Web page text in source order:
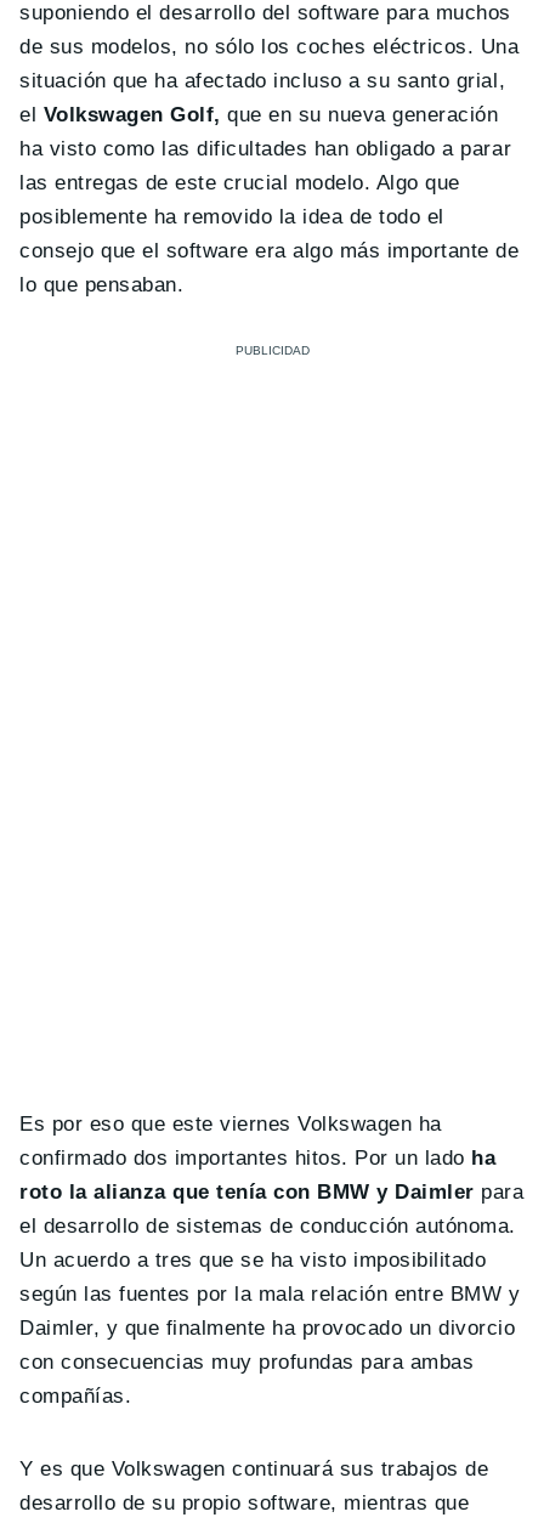
suponiendo el desarrollo del software para muchos
de sus modelos, no sólo los coches eléctricos. Una
situación que ha afectado incluso a su santo grial,
el Volkswagen Golf, que en su nueva generación
ha visto como las dificultades han obligado a parar
las entregas de este crucial modelo. Algo que
posiblemente ha removido la idea de todo el
consejo que el software era algo más importante de
lo que pensaban.
Es por eso que este viernes Volkswagen ha
confirmado dos importantes hitos. Por un lado ha
roto la alianza que tenía con BMW y Daimler para
el desarrollo de sistemas de conducción autónoma.
Un acuerdo a tres que se ha visto imposibilitado
según las fuentes por la mala relación entre BMW y
Daimler, y que finalmente ha provocado un divorcio
con consecuencias muy profundas para ambas
compañías.
Y es que Volkswagen continuará sus trabajos de
desarrollo de su propio software, mientras que